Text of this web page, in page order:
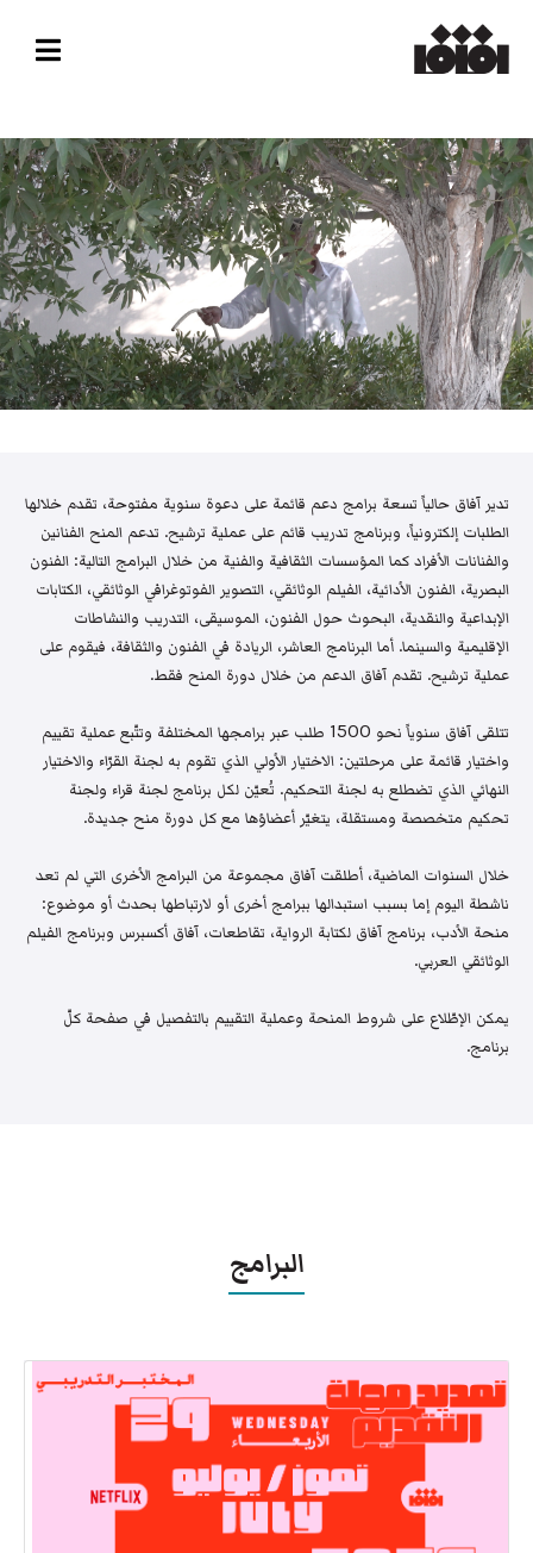
تدير آفاق حالياً تسعة برامج دعم قائمة على دعوة سنوية مفتوحة، تقدم خلالها
الطلبات إلكترونياً، وبرنامج تدريب قائم على عملية ترشيح. تدعم المنح الفنانين
والفنانات الأفراد كما المؤسسات الثقافية والفنية من خلال البرامج التالية: الفنون
البصرية، الفنون الأدائية، الفيلم الوثائقي، التصوير الفوتوغرافي الوثائقي، الكتابات
الإبداعية والنقدية، البحوث حول الفنون، الموسيقى، التدريب والنشاطات
الإقليمية والسينما. أما البرنامج العاشر، الريادة في الفنون والثقافة، فيقوم على
عملية ترشيح. تقدم آفاق الدعم من خلال دورة المنح فقط.
تتلقى آفاق سنوياً نحو 1500 طلب عبر برامجها المختلفة وتتّبع عملية تقييم
واختيار قائمة على مرحلتين: الاختيار الأولي الذي تقوم به لجنة القرّاء والاختيار
النهائي الذي تضطلع به لجنة التحكيم. تُعيّن لكل برنامج لجنة قراء ولجنة
تحكيم متخصصة ومستقلة، يتغيّر أعضاؤها مع كل دورة منح جديدة.
خلال السنوات الماضية، أطلقت آفاق مجموعة من البرامج الأخرى التي لم تعد
ناشطة اليوم إما بسبب استبدالها ببرامج أخرى أو لارتباطها بحدث أو موضوع:
منحة الأدب، برنامج آفاق لكتابة الرواية، تقاطعات، آفاق أكسبرس وبرنامج الفيلم
الوثائقي العربي.
يمكن الإطّلاع على شروط المنحة وعملية التقييم بالتفصيل في صفحة كلّ
برنامج.
البرامج